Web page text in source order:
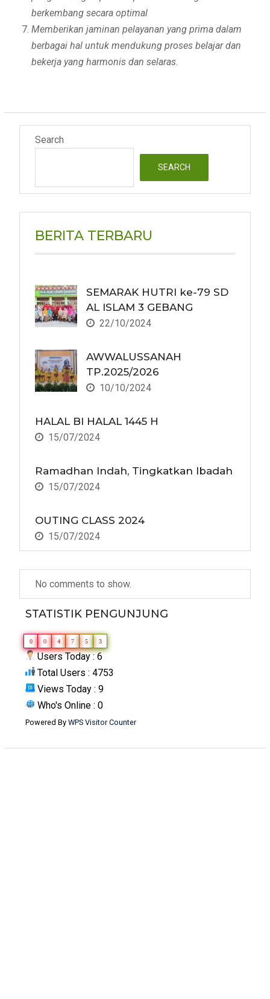
berkembang secara optimal
Memberikan jaminan pelayanan yang prima dalam
berbagai hal untuk mendukung proses belajar dan
bekerja yang harmonis dan selaras.
Search
SEARCH
BERITA TERBARU
SEMARAK HUTRI ke-79 SD
AL ISLAM 3 GEBANG
22/10/2024
AWWALUSSANAH
TP.2025/2026
10/10/2024
HALAL BI HALAL 1445 H
15/07/2024
Ramadhan Indah, Tingkatkan Ibadah
15/07/2024
OUTING CLASS 2024
15/07/2024
No comments to show.
STATISTIK PENGUNJUNG
0 0 4 7 5 3
Users Today : 6
Total Users : 4753
Views Today : 9
Who's Online : 0
Powered By WPS Visitor Counter